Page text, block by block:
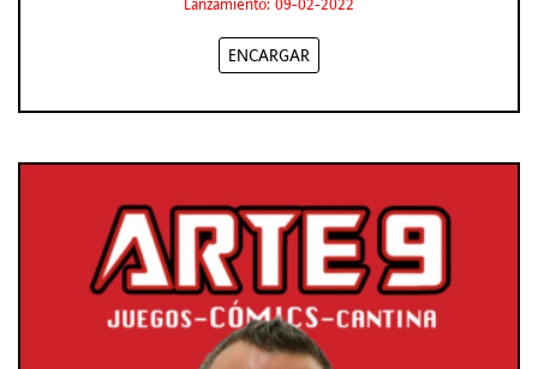
ENCARGAR